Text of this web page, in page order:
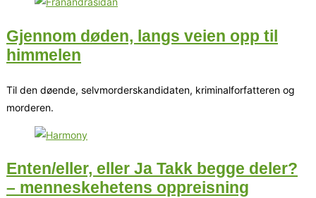
Gjennom døden, langs veien opp til
himmelen
Til den døende, selvmorderskandidaten, kriminalforfatteren og
morderen.
Enten/eller, eller Ja Takk begge deler?
– menneskehetens oppreisning